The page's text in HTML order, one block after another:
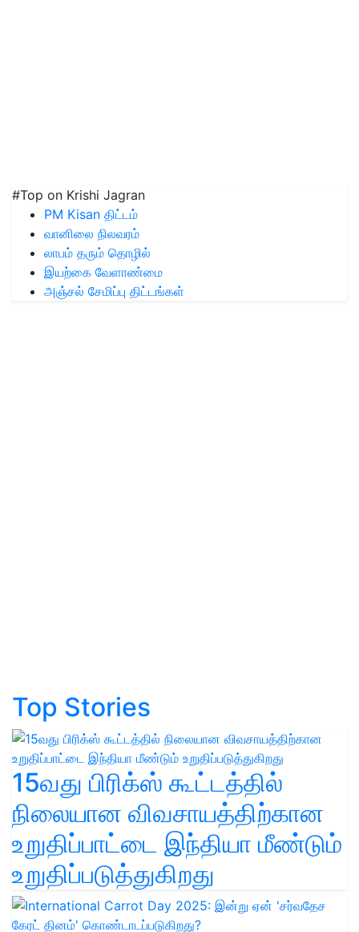
#Top on Krishi Jagran
PM Kisan திட்டம்
வானிலை நிலவரம்
லாபம் தரும் தொழில்
இயற்கை வேளாண்மை
அஞ்சல் சேமிப்பு திட்டங்கள்
Top Stories
15வது பிரிக்ஸ் கூட்டத்தில்
நிலையான விவசாயத்திற்கான
உறுதிப்பாட்டை இந்தியா மீண்டும்
உறுதிப்படுத்துகிறது